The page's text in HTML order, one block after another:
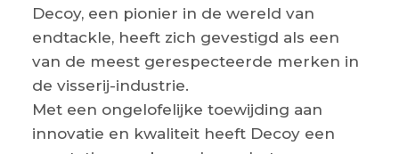
Decoy, een pionier in de wereld van
endtackle, heeft zich gevestigd als een
van de meest gerespecteerde merken in
de visserij-industrie.
Met een ongelofelijke toewijding aan
innovatie en kwaliteit heeft Decoy een